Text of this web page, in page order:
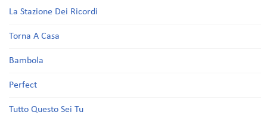
La Stazione Dei Ricordi
Torna A Casa
Bambola
Perfect
Tutto Questo Sei Tu